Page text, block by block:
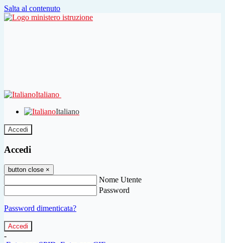
Salta al contenuto
Italiano
Italiano
Accedi
Accedi
button close ×
Nome Utente
Password
Password dimenticata?
-